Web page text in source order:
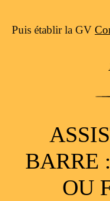
Puis établir la GV
BARRE
OU